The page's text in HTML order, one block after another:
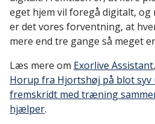
eget hjem vil foregå digitalt, og
er det vores forventning, at
mere end tre gange så meget
Læs mere om Exorlive Assistant
Horup fra Hjortshøj på blot
fremskridt med træning
hjælper.